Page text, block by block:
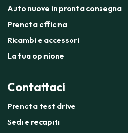
Auto nuove in pronta consegna
Prenota officina
Ricambi e accessori
La tua opinione
Contattaci
Prenota test drive
Sedi e recapiti